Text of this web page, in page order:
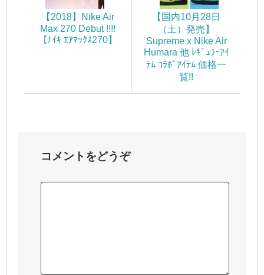
【2018】Nike Air
Max 270 Debut !!!!
【ﾅｲｷ ｴｱﾏｯｸｽ270】
【国内10月28日
（土）発売】
Supreme x Nike Air
Humara 他 ﾚｷﾞｭﾗｰｱｲ
ﾃﾑ ｺﾗﾎﾞｱｲﾃﾑ 価格一
覧!!
コメントをどうぞ